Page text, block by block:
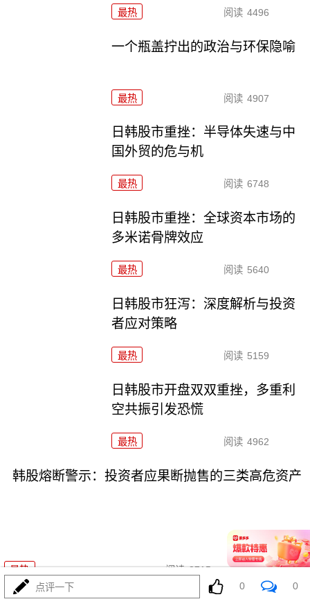
最热 阅读 4496
一个瓶盖拧出的政治与环保隐喻
最热 阅读 4907
日韩股市重挫：半导体失速与中
国外贸的危与机
最热 阅读 6748
日韩股市重挫：全球资本市场的
多米诺骨牌效应
最热 阅读 5640
日韩股市狂泻：深度解析与投资
者应对策略
最热 阅读 5159
日韩股市开盘双双重挫，多重利
空共振引发恐慌
最热 阅读 4962
韩股熔断警示：投资者应果断抛售的三类高危资产
最热 阅读 3715 07-16
点评一下 0 0